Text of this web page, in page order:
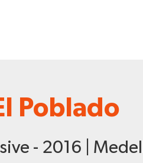
Poblado
- 2016 |